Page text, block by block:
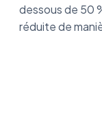
dessous de 50
réduite de